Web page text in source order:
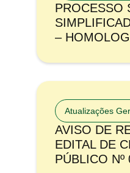
PROCESSO
–
Atualizações
AVISO DE
EDITAL DE
PÚBLICO Nº